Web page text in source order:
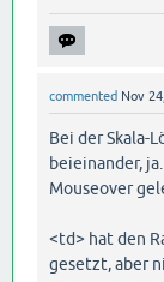
commented Nov
Bei der Skala-
beieinander,
Mouseover
<td> hat den
gesetzt, aber